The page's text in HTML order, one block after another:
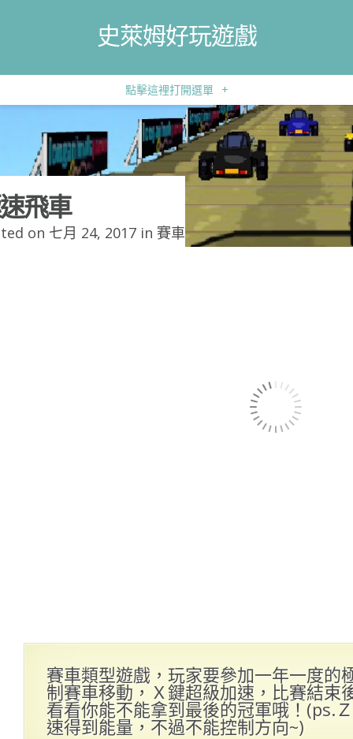
史萊姆好玩遊戲
點擊這裡打開選單 +
飛車
on 七月 24, 2017 in 賽車
賽車類型遊戲，玩家要參加一年一度的
制賽車移動，Ｘ鍵超級加速，比賽結束
看看你能不能拿到最後的冠軍哦！(ps.
速得到能量，不過不能控制方向~)